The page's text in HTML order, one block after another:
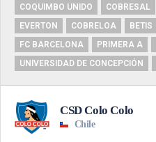
COQUIMBO UNIDO
COBRESAL
EVERTON
COBRELOA BETIS
FC BARCELONA
PRIMERA A
UNIVERSIDAD DE CONCEPCIÓN